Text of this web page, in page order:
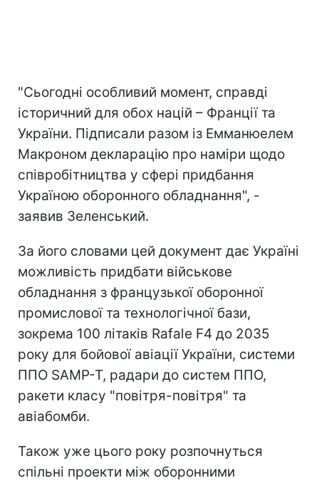
"Сьогодні особливий момент, справді
історичний для обох націй – Франції та
України. Підписали разом із Емманюелем
Макроном декларацію про наміри щодо
співробітництва у сфері придбання
Україною оборонного обладнання", -
заявив Зеленський.
За його словами цей документ дає Україні
можливість придбати військове
обладнання з французької оборонної
промислової та технологічної бази,
зокрема 100 літаків Rafale F4 до 2035
року для бойової авіації України, системи
ППО SAMP-T, радари до систем ППО,
ракети класу "повітря-повітря" та
авіабомби.
Також уже цього року розпочнуться
спільні проекти між оборонними